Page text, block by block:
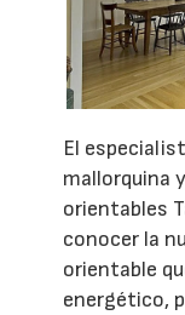
El
mallorquina
orientables
conocer la
orientable
energético,